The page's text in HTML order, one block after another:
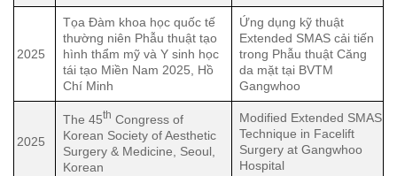
2025
Tọa Đàm khoa học quốc tế
thường niên Phẫu thuật tạo
hình thẩm mỹ và Y sinh học
tái tạo Miền Nam 2025, Hồ
Chí Minh
Ứng dụng kỹ thuật
Extended SMAS cải tiến
trong Phẫu thuật Căng
da mặt tại BVTM
Gangwhoo
2025
The 45th Congress of
Korean Society of Aesthetic
Surgery & Medicine, Seoul,
Korean
Modified Extended SMAS
Technique in Facelift
Surgery at Gangwhoo
Hospital